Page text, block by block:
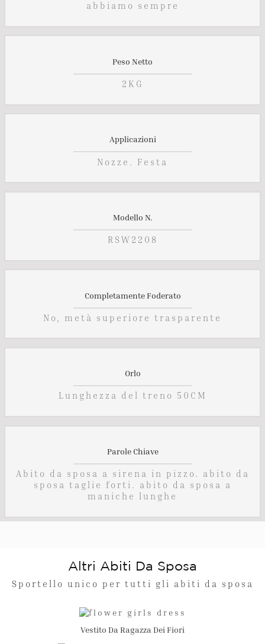
abbiamo sempre
Peso Netto
2KG
Applicazioni
Nozze. Festa
Modello N.
RSW2208
Completamente Foderato
No, metà superiore trasparente
Orlo
Lunghezza del treno 50CM
Parole Chiave
Abito da sposa a sirena in pizzo. abito da
sposa taglie forti. abito da sposa a
maniche lunghe
Altri Abiti Da Sposa
Sportello unico per tutti gli abiti da sposa
Vestito Da Ragazza Dei Fiori